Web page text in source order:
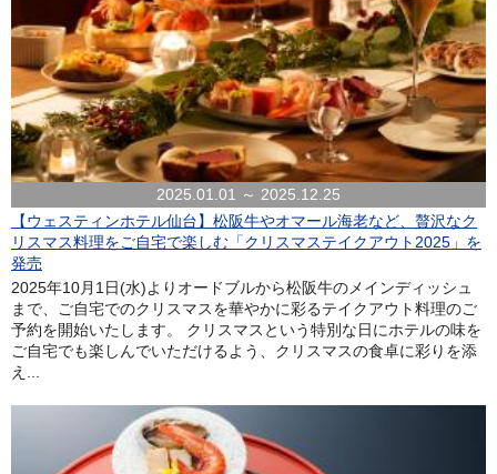
2025.01.01 ～ 2025.12.25
【ウェスティンホテル仙台】松阪牛やオマール海老など、贅沢なク
リスマス料理をご自宅で楽しむ「クリスマステイクアウト2025」を
発売
2025年10月1日(水)よりオードブルから松阪牛のメインディッシュ
まで、ご自宅でのクリスマスを華やかに彩るテイクアウト料理のご
予約を開始いたします。 クリスマスという特別な日にホテルの味を
ご自宅でも楽しんでいただけるよう、クリスマスの食卓に彩りを添
え...